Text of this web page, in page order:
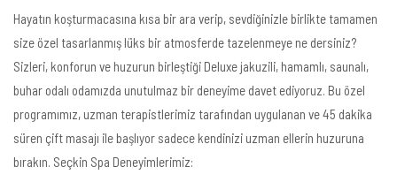
Hayatın koşturmacasına kısa bir ara verip, sevdiğinizle birlikte tamamen
size özel tasarlanmış lüks bir atmosferde tazelenmeye ne dersiniz?
Sizleri, konforun ve huzurun birleştiği Deluxe jakuzili, hamamlı, saunalı,
buhar odalı odamızda unutulmaz bir deneyime davet ediyoruz. Bu özel
programımız, uzman terapistlerimiz tarafından uygulanan ve 45 dakika
süren çift masajı ile başlıyor sadece kendinizi uzman ellerin huzuruna
bırakın. Seçkin Spa Deneyimlerimiz: